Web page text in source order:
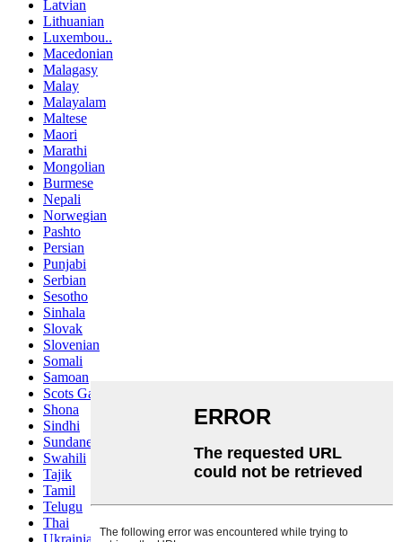
Latvian
Lithuanian
Luxembou..
Macedonian
Malagasy
Malay
Malayalam
Maltese
Maori
Marathi
Mongolian
Burmese
Nepali
Norwegian
Pashto
Persian
Punjabi
Serbian
Sesotho
Sinhala
Slovak
Slovenian
Somali
Samoan
Scots Gaelic
Shona
Sindhi
Sundanese
Swahili
Tajik
Tamil
Telugu
Thai